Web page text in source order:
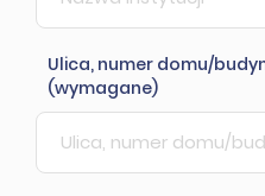
Ulica, numer domu/
(wymagane)